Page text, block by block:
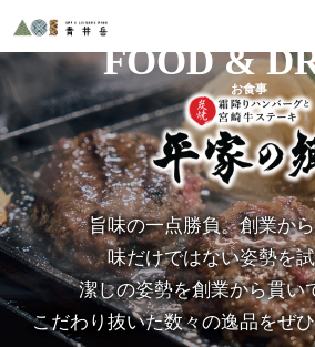
FOOD &
お食事
旨味の一点勝負。創業か
味だけではない姿勢を
潔しの姿勢を創業から貫い
こだわり抜いた数々の逸品をぜ